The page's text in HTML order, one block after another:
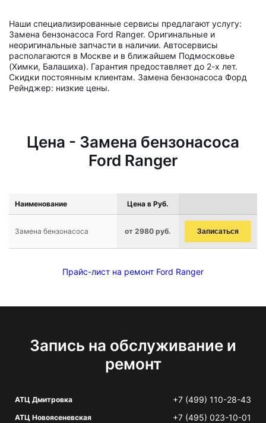
Наши специализированные сервисы предлагают услугу:
Замена бензонасоса Ford Ranger. Оригинальные и
неоригинальные запчасти в наличии. Автосервисы
располагаются в Москве и в ближайшем Подмосковье
(Химки, Балашиха). Гарантия предоставляет до 2-х лет.
Скидки постоянным клиентам. Замена бензонасоса Форд
Рейнджер: низкие цены.
Цена - Замена бензонасоса
Ford Ranger
Наименование Цена в Руб.
Замена бензонасоса от 2980 руб. Записаться
Прайс-лист на ремонт Ford Ranger
Запись на обслуживание и
ремонт
АТЦ Дмитровка +7 (499) 110-28-43
АТЦ Новоясеневская +7 (495) 023-10-01